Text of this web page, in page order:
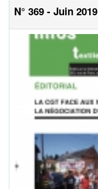
N° 369 - Juin 2019